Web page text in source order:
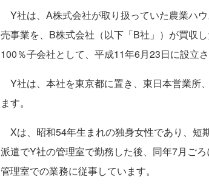
Y社は、A株式会社が取り扱っていた農業ハ
売事業を、B株式会社（以下「B社」）が買収
100％子会社として、平成11年6月23日に設立さ
Y社は、本社を東京都に置き、東日本営業所
ます。
Xは、昭和54年生まれの独身女性であり、短
派遣でY社の管理室で勤務した後、同年7月ご
管理室での業務に従事しています。